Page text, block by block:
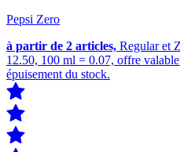
Pepsi Zero
à partir de 2 articles, Regular et
12.50, 100 ml = 0.07, offre
épuisement du stock.